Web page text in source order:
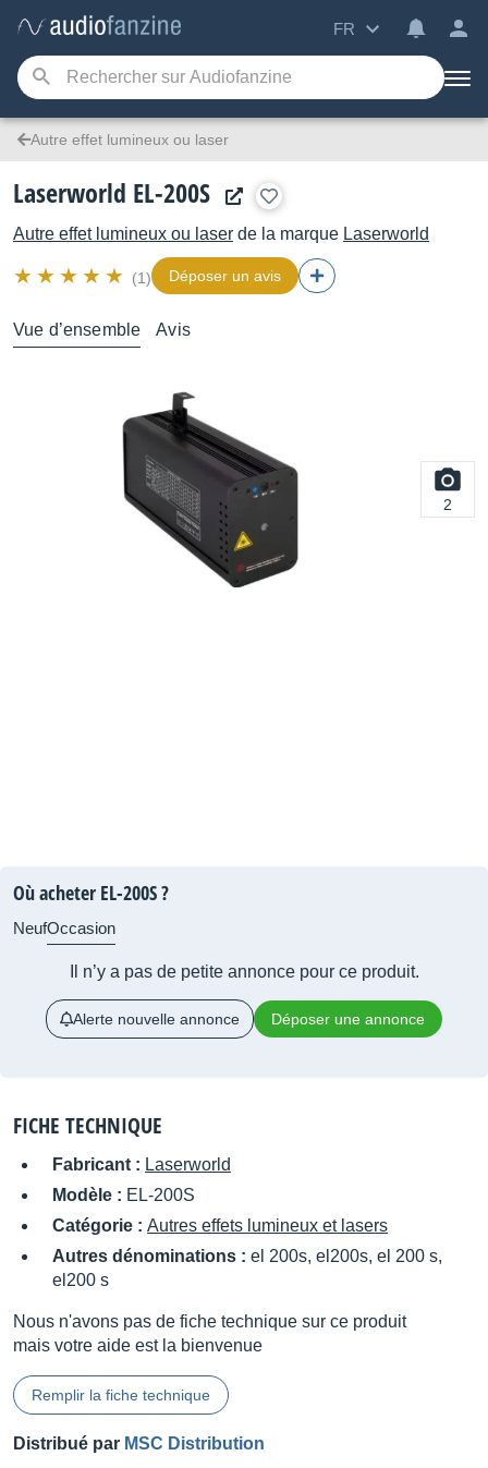
FR
Autre effet lumineux ou laser
Laserworld EL-200S
Autre effet lumineux ou laser de la marque Laserworld
(1) Déposer un avis
Vue d’ensemble Avis
2
Où acheter EL-200S ?
NeufOccasion
Il n’y a pas de petite annonce pour ce produit.
Alerte nouvelle annonce Déposer une annonce
FICHE TECHNIQUE
Fabricant : Laserworld
Modèle : EL-200S
Catégorie : Autres effets lumineux et lasers
Autres dénominations : el 200s, el200s, el 200 s,
el200 s
Nous n'avons pas de fiche technique sur ce produit
mais votre aide est la bienvenue
Remplir la fiche technique
Distribué par MSC Distribution